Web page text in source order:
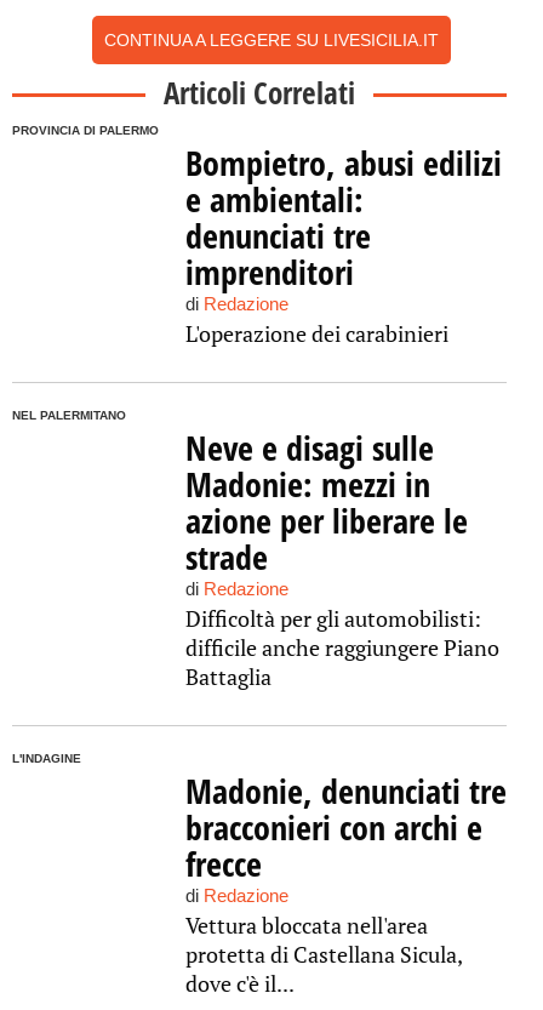
CONTINUA A LEGGERE SU LIVESICILIA.IT
Articoli Correlati
PROVINCIA DI PALERMO
Bompietro, abusi edilizi
e ambientali:
denunciati tre
imprenditori
di Redazione
L'operazione dei carabinieri
NEL PALERMITANO
Neve e disagi sulle
Madonie: mezzi in
azione per liberare le
strade
di Redazione
Difficoltà per gli automobilisti:
difficile anche raggiungere Piano
Battaglia
L'INDAGINE
Madonie, denunciati tre
bracconieri con archi e
frecce
di Redazione
Vettura bloccata nell'area
protetta di Castellana Sicula,
dove c'è il...